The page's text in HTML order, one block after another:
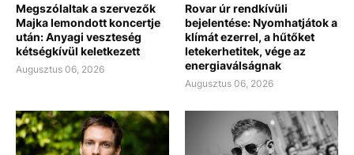
Megszólaltak a szervezők
Majka lemondott koncertje
után: Anyagi veszteség
kétségkívül keletkezett
Augusztus 06, 2026
Rovar úr rendkívüli
bejelentése: Nyomhatjátok a
klímát ezerrel, a hűtőket
letekerhetitek, vége az
energiaválságnak
Augusztus 06, 2026